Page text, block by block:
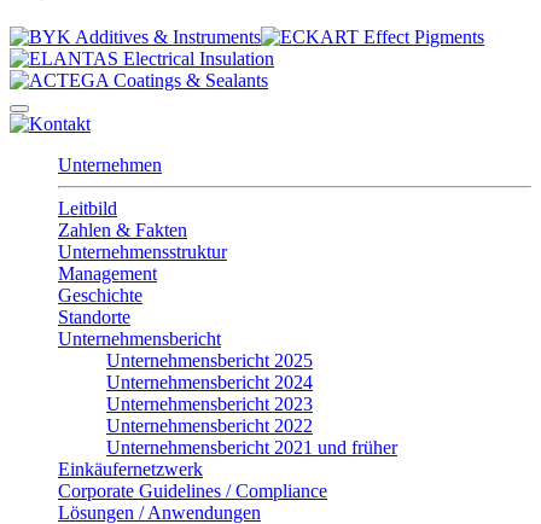
Unternehmen
Leitbild
Zahlen & Fakten
Unternehmensstruktur
Management
Geschichte
Standorte
Unternehmensbericht
Unternehmensbericht 2025
Unternehmensbericht 2024
Unternehmensbericht 2023
Unternehmensbericht 2022
Unternehmensbericht 2021 und früher
Einkäufernetzwerk
Corporate Guidelines / Compliance
Lösungen / Anwendungen